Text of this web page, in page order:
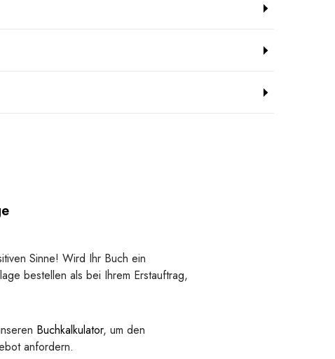
Sinne! Wird Ihr Buch ein
bestellen als bei Ihrem Erstauftrag,
Buchkalkulator, um den
anfordern.